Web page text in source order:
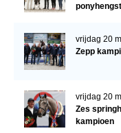
vrijdag 20
Zepp
vrijdag 20
Zes
kampioen